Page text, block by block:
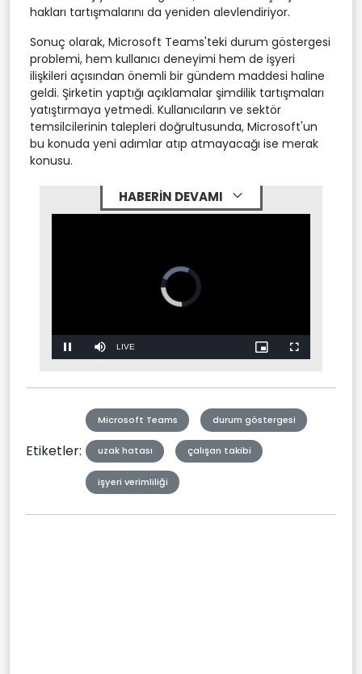
hakları tartışmalarını da yeniden alevlendiriyor.
Sonuç olarak, Microsoft Teams'teki durum göstergesi
problemi, hem kullanıcı deneyimi hem de işyeri
ilişkileri açısından önemli bir gündem maddesi haline
geldi. Şirketin yaptığı açıklamalar şimdilik tartışmaları
yatıştırmaya yetmedi. Kullanıcıların ve sektör
temsilcilerinin talepleri doğrultusunda, Microsoft'un
bu konuda yeni adımlar atıp atmayacağı ise merak
konusu.
HABERİN DEVAMI
Video
Player
is
loading.
Pause Mute Stream
LIVE
Picture-
in-
Fullscreen
Etiketler:
Microsoft Teams durum göstergesi
uzak hatası çalışan takibi
işyeri verimliliği